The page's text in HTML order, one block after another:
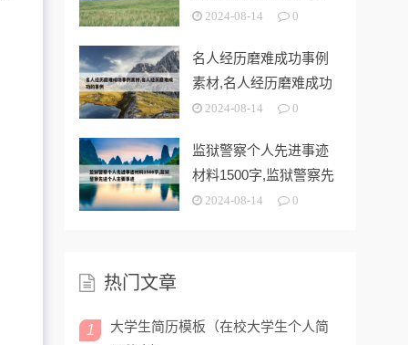
2024-08-14 0
名人经历磨难成功事例
素材,名人经历磨难成功
的事例
2024-08-14 0
监狱警察个人先进事迹
材料1500字,监狱警察先
进个人
2024-08-14 0
热门文章
1
大学生简历模板（在校大学生个人简